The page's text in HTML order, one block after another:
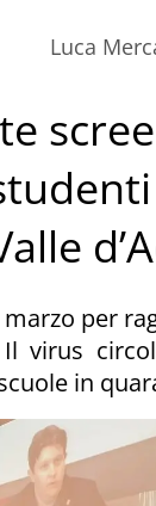
Luca
per
virus
in